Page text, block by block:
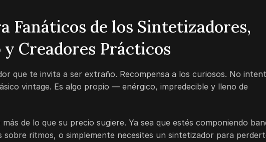
Fanáticos de los Sintetizadores,
Creadores Prácticos
que te invita a ser extraño. Recompensa a los curiosos. No
vintage. Es algo propio — enérgico, impredecible y lleno de
de lo que su precio sugiere. Ya sea que estés componiendo
ritmos, o simplemente necesites un sintetizador para